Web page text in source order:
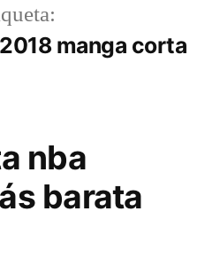
manga corta
nba
barata